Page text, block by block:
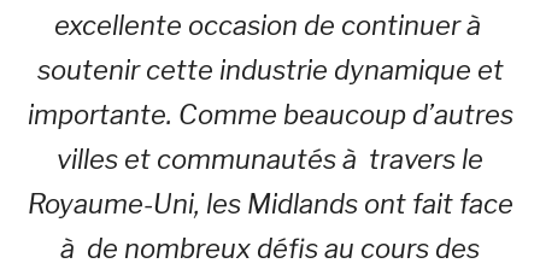
excellente occasion de continuer à
soutenir cette industrie dynamique et
importante. Comme beaucoup d’autres
villes et communautés à travers le
Royaume-Uni, les Midlands ont fait face
à de nombreux défis au cours des